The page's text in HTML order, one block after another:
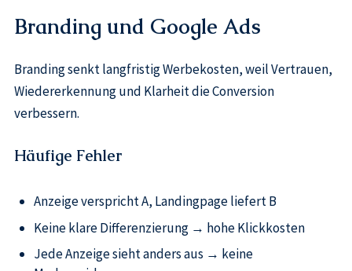
Branding und Google Ads
Branding senkt langfristig Werbekosten, weil Vertrauen,
Wiedererkennung und Klarheit die Conversion
verbessern.
Häufige Fehler
Anzeige verspricht A, Landingpage liefert B
Keine klare Differenzierung → hohe Klickkosten
Jede Anzeige sieht anders aus → keine